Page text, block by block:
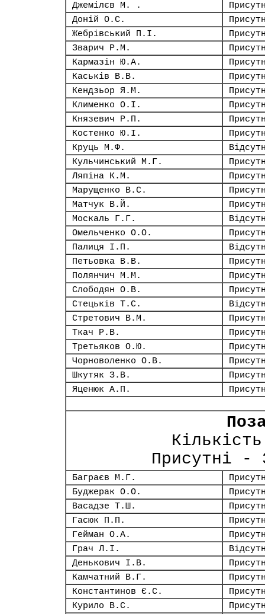
Джемілєв М. .
Доній О.С.
Жебрівський П.І.
Зварич Р.М.
Кармазін Ю.А.
Каськів В.В.
Кендзьор Я.М.
Клименко О.І.
Князевич Р.П.
Костенко Ю.І.
Круць М.Ф.
Кульчинський М.Г.
Ляпіна К.М.
Марущенко В.С.
Матчук В.Й.
Москаль Г.Г.
Омельченко О.О.
Палиця І.П.
Петьовка В.В.
Полянчич М.М.
Слободян О.В.
Стецьків Т.С.
Стретович В.М.
Ткач Р.В.
Третьяков О.Ю.
Чорноволенко О.В.
Шкутяк З.В.
Яценюк А.П.
Присутні
Баграєв М.Г.
Буджерак О.О.
Васадзе Т.Ш.
Гасюк П.П.
Гейман О.А.
Грач Л.І.
Денькович І.В.
Камчатний В.Г.
Константинов Є.С.
Курило В.С.